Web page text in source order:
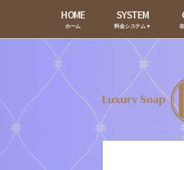
HOME
ホーム
SYSTEM
料金システム▼